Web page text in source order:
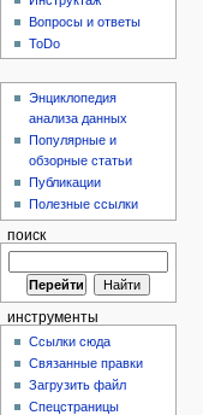
Вопросы и ответы
ToDo
Энциклопедия
анализа данных
Популярные и
обзорные статьи
Публикации
Полезные ссылки
поиск
инструменты
Ссылки сюда
Связанные правки
Загрузить файл
Спецстраницы